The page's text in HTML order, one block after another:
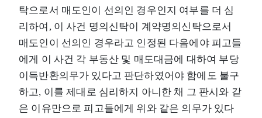
탁으로서 매도인이 선의인 경우인지 여부를 더 심
리하여, 이 사건 명의신탁이 계약명의신탁으로서
매도인이 선의인 경우라고 인정된 다음에야 피고들
에게 이 사건 각 부동산 및 매도대금에 대하여 부당
이득반환의무가 있다고 판단하였어야 함에도 불구
하고, 이를 제대로 심리하지 아니한 채 그 판시와 같
은 이유만으로 피고들에게 위와 같은 의무가 있다